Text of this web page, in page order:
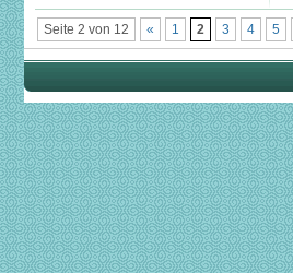
Seite 2 von 12 « 1 2 3 4 5